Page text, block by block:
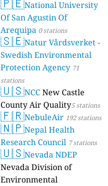
stations
🇵🇪National University
Of San Agustin Of
Arequipa 0 stations
🇸🇪Natur Vårdsverket -
Swedish Environmental
Protection Agency 71
stations
🇺🇸NCCNew Castle
County Air Quality5 stations
🇫🇷NebuleAir 192 stations
🇳🇵Nepal Health
Research Council 7 stations
🇺🇸Nevada NDEP
Nevada Division of
Environmental